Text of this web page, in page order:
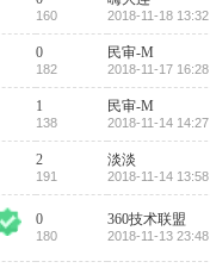
160 2018-11-18 13:32
0
182
民审-M
2018-11-17 16:28
1
138
民审-M
2018-11-14 14:27
2
191
淡淡
2018-11-14 13:58
0
180
360技术联盟
2018-11-13 23:48